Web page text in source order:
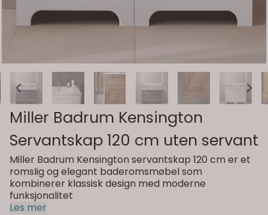
Miller Badrum Kensington
Servantskap 120 cm uten servant
Miller Badrum Kensington servantskap 120 cm er et
romslig og elegant baderomsmøbel som
kombinerer klassisk design med moderne
funksjonalitet
Les mer